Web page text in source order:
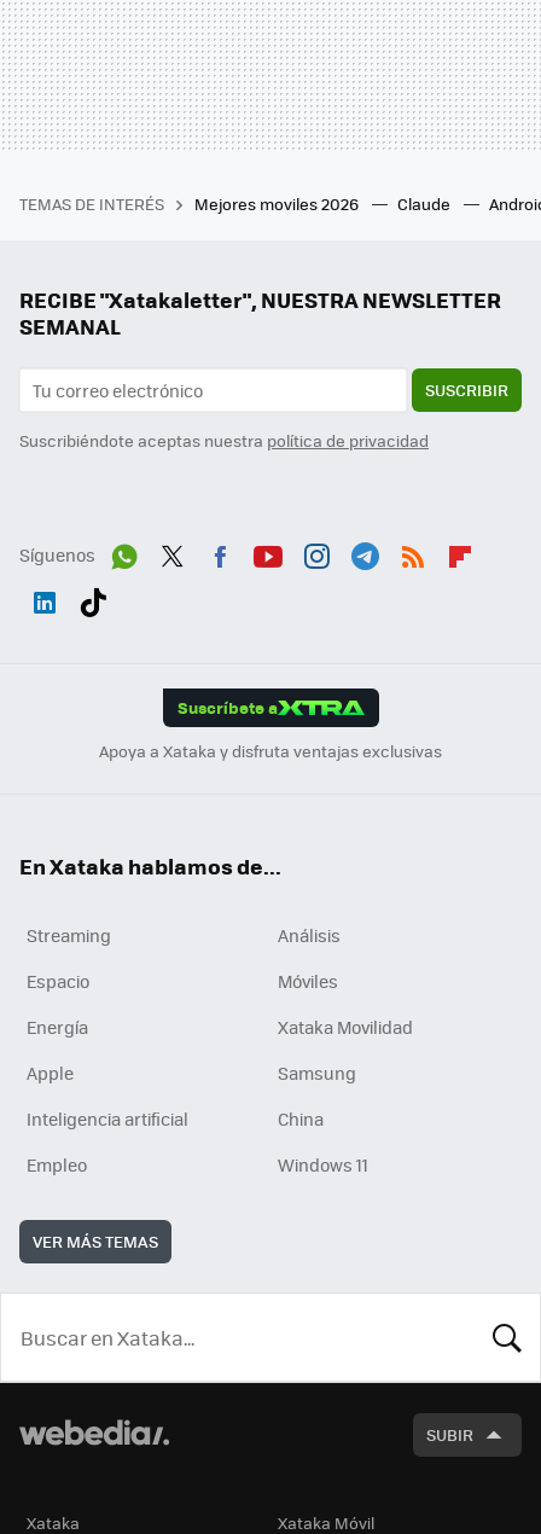
TEMAS DE INTERÉS Mejores moviles 2026 Claude
RECIBE "Xatakaletter", NUESTRA NEWSLETTER
SEMANAL
SUSCRIBIR
Suscribiéndote aceptas nuestra política de privacidad
Síguenos
Suscríbete a
Apoya a Xataka y disfruta ventajas exclusivas
En Xataka hablamos de...
Streaming
Análisis
Espacio
Móviles
Energía
Xataka Movilidad
Apple
Samsung
Inteligencia artificial
China
Empleo
Windows 11
VER MÁS TEMAS
SUBIR
Xataka Xataka Móvil